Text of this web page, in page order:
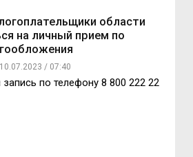
области
на личный прием по
10.07.2023 / 07:40
по телефону 8 800 222 22